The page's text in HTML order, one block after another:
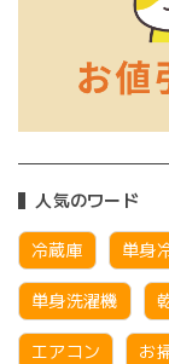
人気のワード
冷蔵庫 単身
単身洗濯機
エアコン お